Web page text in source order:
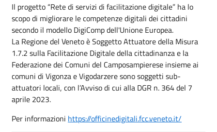
Il progetto “Rete di servizi di facilitazione digitale” ha lo
scopo di migliorare le competenze digitali dei cittadini
secondo il modello DigiComp dell'Unione Europea.
La Regione del Veneto è Soggetto Attuatore della Misura
1.7.2 sulla Facilitazione Digitale della cittadinanza e la
Federazione dei Comuni del Camposampierese insieme ai
comuni di Vigonza e Vigodarzere sono soggetti sub-
attuatori locali, con l’Avviso di cui alla DGR n. 364 del 7
aprile 2023.
Per informazioni https://officinedigitali.fcc.veneto.it/